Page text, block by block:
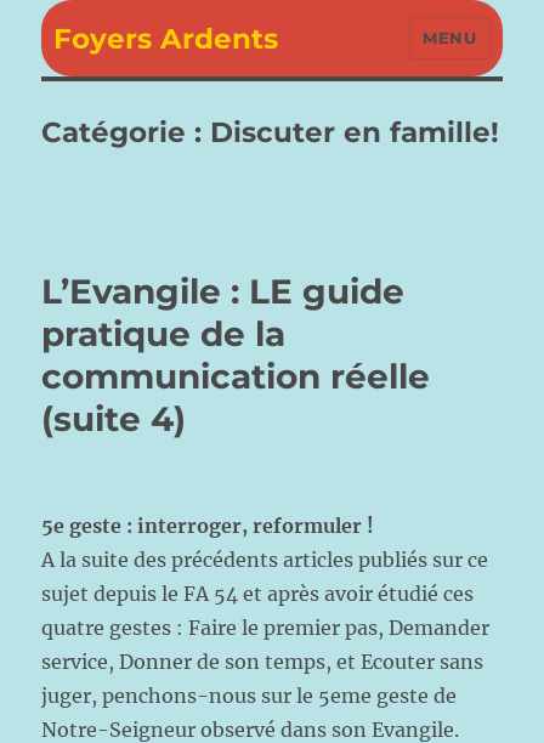
Foyers Ardents MENU
Catégorie : Discuter en famille!
L’Evangile : LE guide
pratique de la
communication réelle
(suite 4)
5e geste : interroger, reformuler !
A la suite des précédents articles publiés sur ce
sujet depuis le FA 54 et après avoir étudié ces
quatre gestes : Faire le premier pas, Demander
service, Donner de son temps, et Ecouter sans
juger, penchons-nous sur le 5eme geste de
Notre-Seigneur observé dans son Evangile.